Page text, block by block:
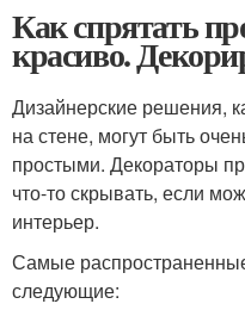
Как спрятать
красиво.
Дизайнерские решения,
на стене, могут быть
простыми. Декораторы
что-то скрывать, если
интерьер.
Самые
следующие: